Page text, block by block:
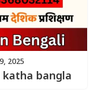
2025
katha bangla